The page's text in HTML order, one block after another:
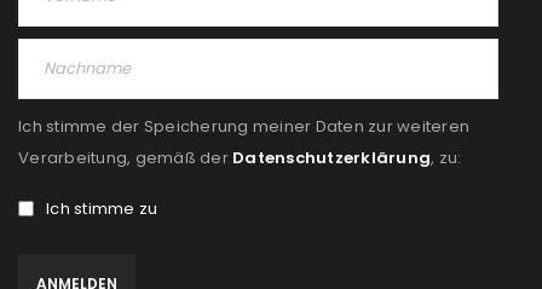
PASSWORT VERGESSEN?
REGISTRIEREN
E-Mail-Adresse
Ich stimme der Speicherung meiner Daten zur weiteren
Verarbeitung, gemäß der Datenschutzerklärung, zu:
Ich stimme zu